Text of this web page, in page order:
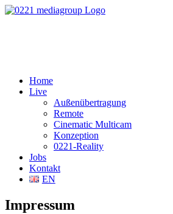
Home
Live
Außenübertragung
Remote
Cinematic Multicam
Konzeption
0221-Reality
Jobs
Kontakt
EN
Impressum